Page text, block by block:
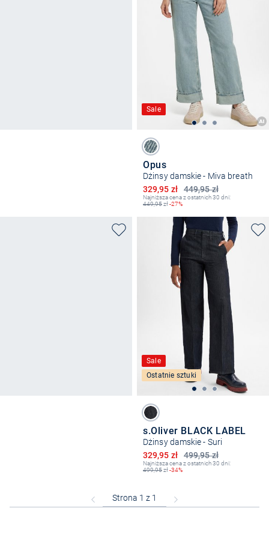
Sale
Opus
Dżinsy damskie - Miva breath
449,95 zł
Obniżona cena
329,95 zł
Najniższa cena z ostatnich 30 dni:
449,95zł-27%
Sale
Ostatnie sztuki
s.Oliver BLACK LABEL
Dżinsy damskie - Suri
499,95 zł
Obniżona cena
329,95 zł
Najniższa cena z ostatnich 30 dni:
499,95zł-34%